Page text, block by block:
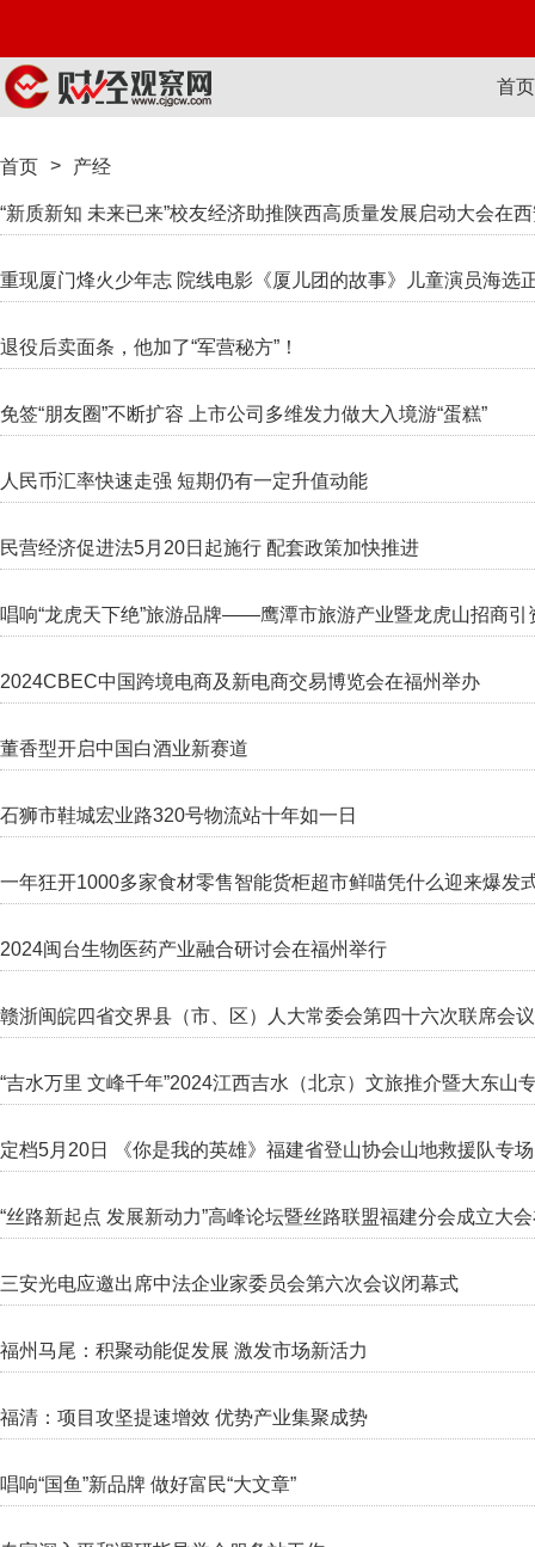
首页
首页 > 产经
“新质新知 未来已来”校友经济助推陕西高质量发展启动大会在
重现厦门烽火少年志 院线电影《厦儿团的故事》儿童演员海选
退役后卖面条，他加了“军营秘方”！
免签“朋友圈”不断扩容 上市公司多维发力做大入境游“蛋糕”
人民币汇率快速走强 短期仍有一定升值动能
民营经济促进法5月20日起施行 配套政策加快推进
唱响“龙虎天下绝”旅游品牌——鹰潭市旅游产业暨龙虎山招商引
2024CBEC中国跨境电商及新电商交易博览会在福州举办
董香型开启中国白酒业新赛道
石狮市鞋城宏业路320号物流站十年如一日
一年狂开1000多家食材零售智能货柜超市鲜喵凭什么迎来爆发
2024闽台生物医药产业融合研讨会在福州举行
赣浙闽皖四省交界县（市、区）人大常委会第四十六次联席会
“吉水万里 文峰千年”2024江西吉水（北京）文旅推介暨大东山
定档5月20日 《你是我的英雄》福建省登山协会山地救援队专
“丝路新起点 发展新动力”高峰论坛暨丝路联盟福建分会成立大
三安光电应邀出席中法企业家委员会第六次会议闭幕式
福州马尾：积聚动能促发展 激发市场新活力
福清：项目攻坚提速增效 优势产业集聚成势
唱响“国鱼”新品牌 做好富民“大文章”